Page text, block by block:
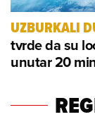
UZBURKALI
tvrde da su
unutar 20